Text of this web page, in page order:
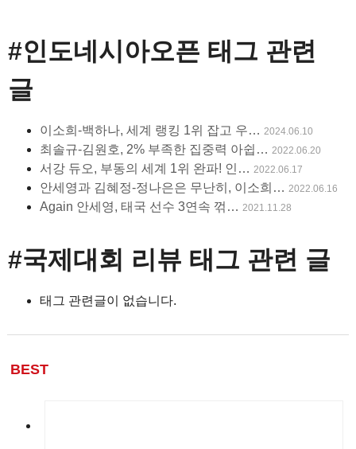
#인도네시아오픈 태그 관련
글
이소희-백하나, 세계 랭킹 1위 잡고 우… 2024.06.10
최솔규-김원호, 2% 부족한 집중력 아쉽… 2022.06.20
서강 듀오, 부동의 세계 1위 완파! 인… 2022.06.17
안세영과 김혜정-정나은은 무난히, 이소희… 2022.06.16
Again 안세영, 태국 선수 3연속 꺾… 2021.11.28
#국제대회 리뷰 태그 관련 글
태그 관련글이 없습니다.
BEST